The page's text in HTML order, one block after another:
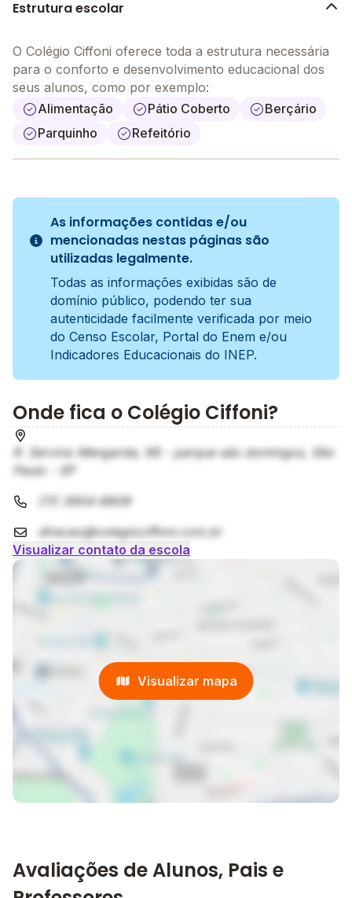
No Colégio Ciffoni, valorizamos os princípios cristãos.
Estamos comprometidos em oferecer uma educação
de qualidade, onde cada aluno se sinta valorizado,
seguro e inspirado, com muita brincadeira e
aprendizado em seu dia a dia.
Estrutura escolar
O Colégio Ciffoni oferece toda a estrutura necessária
para o conforto e desenvolvimento educacional dos
seus alunos, como por exemplo:
Alimentação
Pátio Coberto
Berçário
Parquinho
Refeitório
As informações contidas e/ou
mencionadas nestas páginas são
utilizadas legalmente.
Todas as informações exibidas são de
domínio público, podendo ter sua
autenticidade facilmente verificada por meio
do Censo Escolar, Portal do Enem e/ou
Indicadores Educacionais do INEP.
Onde fica o Colégio Ciffoni?
R. Servino Mengarda, 66 - parque são domingos, São
Paulo - SP
(11) 3904-8809
direcao@colegiociffoni.com.br
Visualizar contato da escola
Visualizar mapa
Avaliações de Alunos, Pais e